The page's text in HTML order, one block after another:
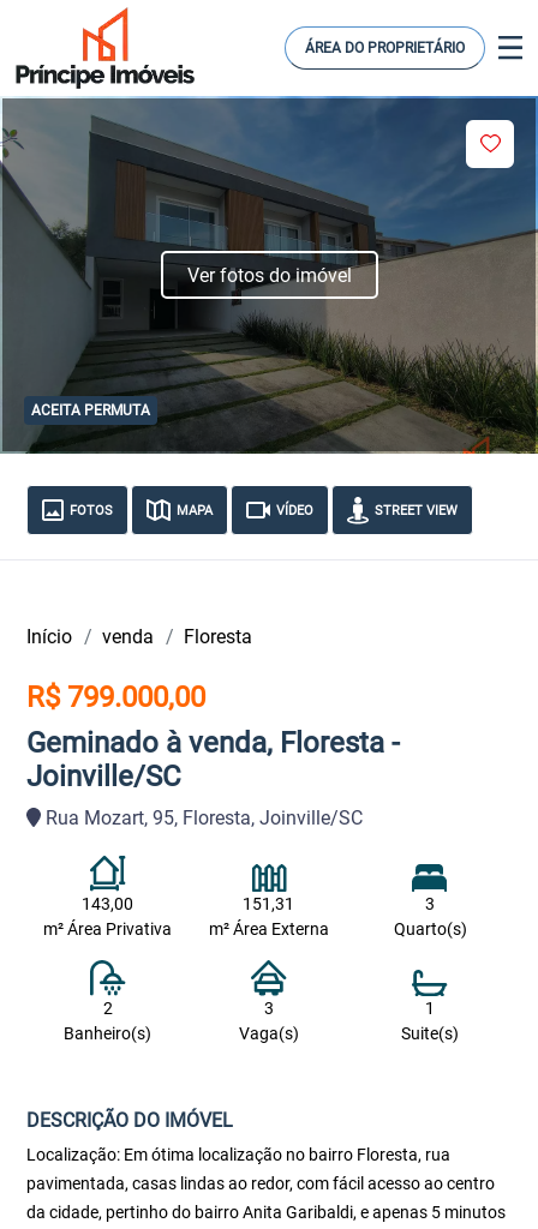
ÁREA DO PROPRIETÁRIO
ACEITA PERMUTA
Ver fotos do imóvel
FOTOS MAPA VÍDEO STREET VIEW
Início venda Floresta
R$ 799.000,00
Geminado à venda, Floresta -
Joinville/SC
Rua Mozart, 95, Floresta, Joinville/SC
143,00
m² Área Privativa
151,31
m² Área Externa
3
Quarto(s)
2
Banheiro(s)
3
Vaga(s)
1
Suite(s)
DESCRIÇÃO DO IMÓVEL
Localização: Em ótima localização no bairro Floresta, rua
pavimentada, casas lindas ao redor, com fácil acesso ao centro
da cidade, pertinho do bairro Anita Garibaldi, e apenas 5 minutos